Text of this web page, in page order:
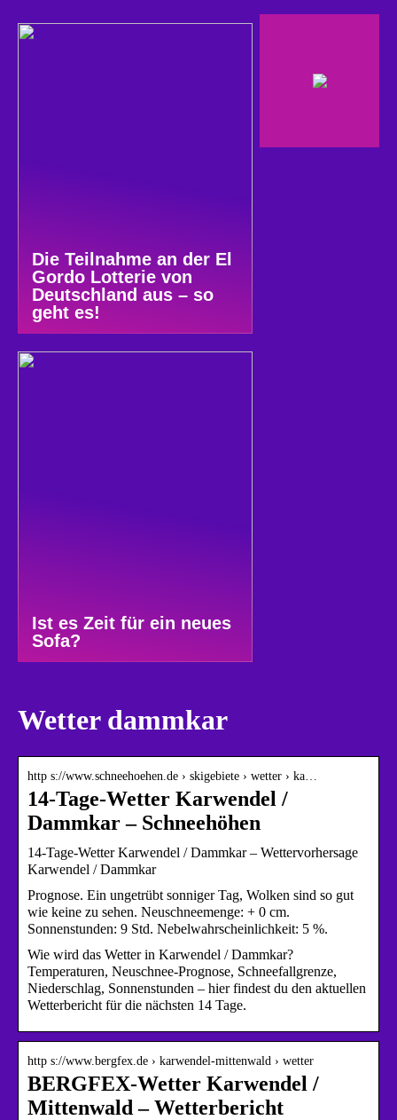
Die Teilnahme an der El
Gordo Lotterie von
Deutschland aus – so
geht es!
Ist es Zeit für ein neues
Sofa?
Wetter dammkar
http s://www.schneehoehen.de › skigebiete › wetter › ka…
14-Tage-Wetter Karwendel /
Dammkar – Schneehöhen
14-Tage-Wetter Karwendel / Dammkar – Wettervorhersage
Karwendel / Dammkar
Prognose. Ein ungetrübt sonniger Tag, Wolken sind so gut
wie keine zu sehen. Neuschneemenge: + 0 cm.
Sonnenstunden: 9 Std. Nebelwahrscheinlichkeit: 5 %.
Wie wird das Wetter in Karwendel / Dammkar?
Temperaturen, Neuschnee-Prognose, Schneefallgrenze,
Niederschlag, Sonnenstunden – hier findest du den aktuellen
Wetterbericht für die nächsten 14 Tage.
http s://www.bergfex.de › karwendel-mittenwald › wetter
BERGFEX-Wetter Karwendel /
Mittenwald – Wetterbericht